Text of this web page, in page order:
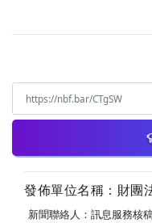
發佈單位名稱：財團
新聞聯絡人：訊息服務核